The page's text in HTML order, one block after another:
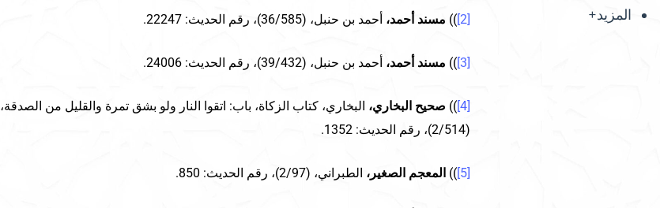
المزيد+
[2]
)) مسند أحمد، أحمد بن حنبل، (36/585)، رقم الحديث: 22247.
[3]
)) مسند أحمد، أحمد بن حنبل، (39/432)، رقم الحديث: 24006.
[4]
)) صحيح البخاري، البخاري، كتاب الزكاة، باب: اتقوا النار ولو بشق تمرة والقليل من الصدقة،
(2/514)، رقم الحديث: 1352.
[5]
)) المعجم الصغير، الطبراني، (2/97)، رقم الحديث: 850.